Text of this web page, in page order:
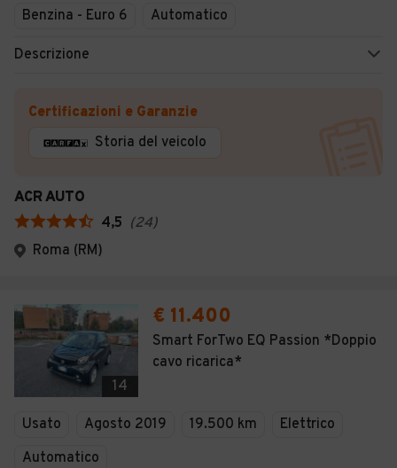
Benzina - Euro 6
Automatico
Descrizione
Certificazioni e Garanzie
Storia del veicolo
ACR AUTO
4,5 (24)
Roma (RM)
14
€ 11.400
Smart ForTwo EQ Passion *Doppio
cavo ricarica*
Usato Agosto 2019 19.500 km
Elettrico
Automatico